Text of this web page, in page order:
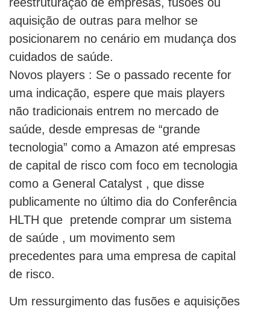
aquisição de outras para melhor se
posicionarem no cenário em mudança dos
cuidados de saúde.
Novos players : Se o passado recente for
uma indicação, espere que mais players
não tradicionais entrem no mercado de
saúde, desde empresas de “grande
tecnologia” como a Amazon até empresas
de capital de risco com foco em tecnologia
como a General Catalyst , que disse
publicamente no último dia do Conferência
HLTH que pretende comprar um sistema
de saúde , um movimento sem
precedentes para uma empresa de capital
de risco.
Um ressurgimento das fusões e aquisições